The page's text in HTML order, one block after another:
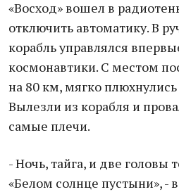
«Восход» вошел в
отключить автоматику. В
корабль управлялся
космонавтики. С местом
на 80 км, мягко
Вылезли из корабля и
самые плечи.
- Ночь, тайга, и две головы
«Белом солнце пустыни», -